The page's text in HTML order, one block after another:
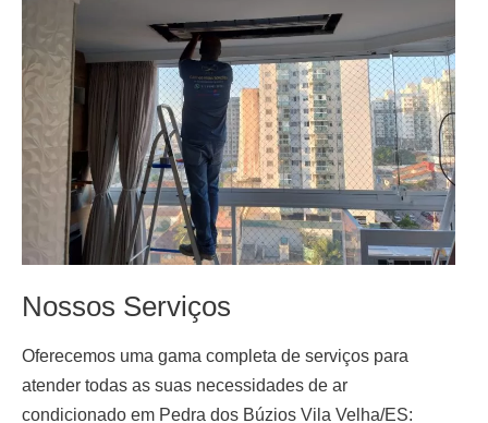
Nossos Serviços
Oferecemos uma gama completa de serviços para
atender todas as suas necessidades de ar
condicionado em Pedra dos Búzios Vila Velha/ES: